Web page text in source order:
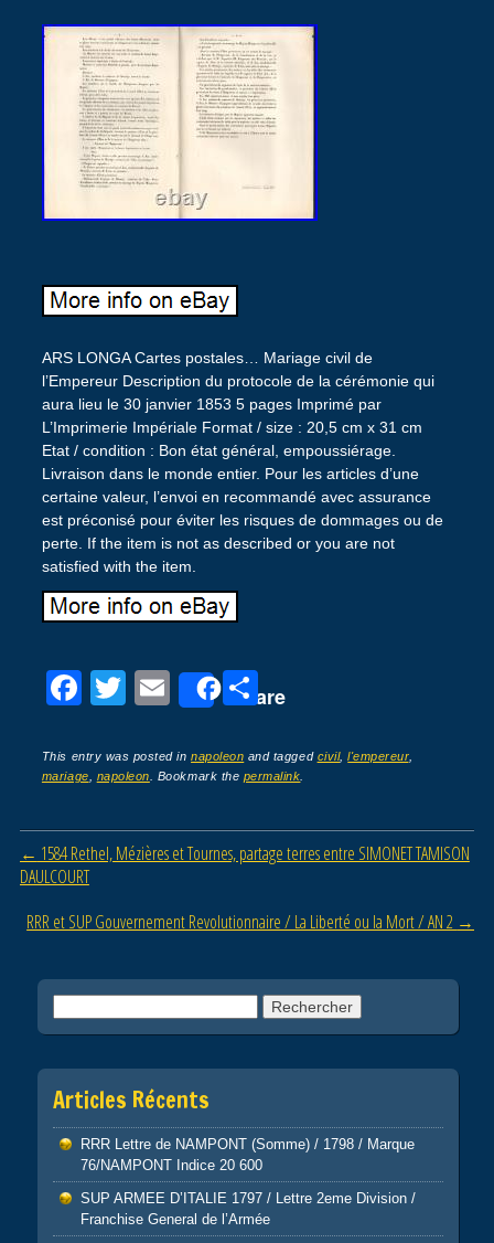
ARS LONGA Cartes postales… Mariage civil de
l’Empereur Description du protocole de la cérémonie qui
aura lieu le 30 janvier 1853 5 pages Imprimé par
L’Imprimerie Impériale Format / size : 20,5 cm x 31 cm
Etat / condition : Bon état général, empoussiérage.
Livraison dans le monde entier. Pour les articles d’une
certaine valeur, l’envoi en recommandé avec assurance
est préconisé pour éviter les risques de dommages ou de
perte. If the item is not as described or you are not
satisfied with the item.
F
c
e
b
o
k
T
tt
er
E
ail
Share
P
ta
g
er
This entry was posted innapoleon and tagged civil,l'empereur,
mariage
napoleon . Bookmark the permalink
Post navigation
← 1584 Rethel, Mézières et Tournes, partage terres entre SIMONET TAMISON
DAULCOURT
RRR et SUP Gouvernement Revolutionnaire / La Liberté ou la Mort / AN 2 →
Articles Récents
RRR Lettre de NAMPONT (Somme) / 1798 / Marque
76/NAMPONT Indice 20 600
SUP ARMEE D’ITALIE 1797 / Lettre 2eme Division /
Franchise General de l’Armée